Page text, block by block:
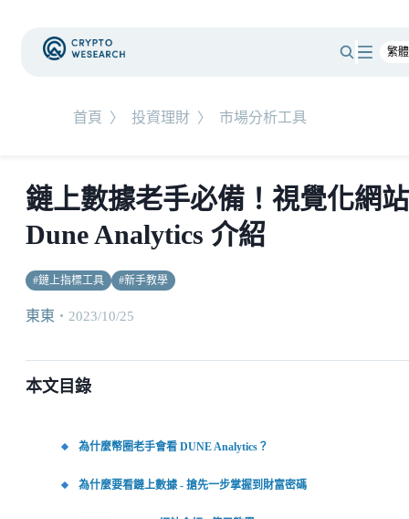
首頁 〉 投資理財 〉 市場分析工具
鏈上數據老手必備！視覺化網站
Dune Analytics 介紹
#鏈上指標工具 #新手教學
東東 ・ 2023/10/25
本文目錄
為什麼幣圈老手會看 DUNE Analytics？
為什麼要看鏈上數據 - 搶先一步掌握到財富密碼